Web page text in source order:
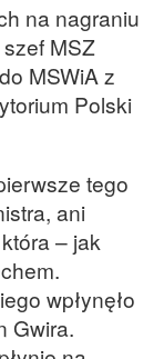
na nagraniu
MSZ
MSWiA z
Polski
tego
ani
– jak
wpłynęło
Gwira.